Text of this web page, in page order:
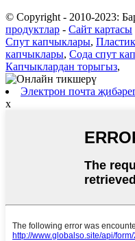
© Copyright - 2010-2023:
продуктлар - Сайт картасы
Спут капчыклары,
капчыклары, Сода спут
Капчыклардан торыгыз,
Электрон почта
x